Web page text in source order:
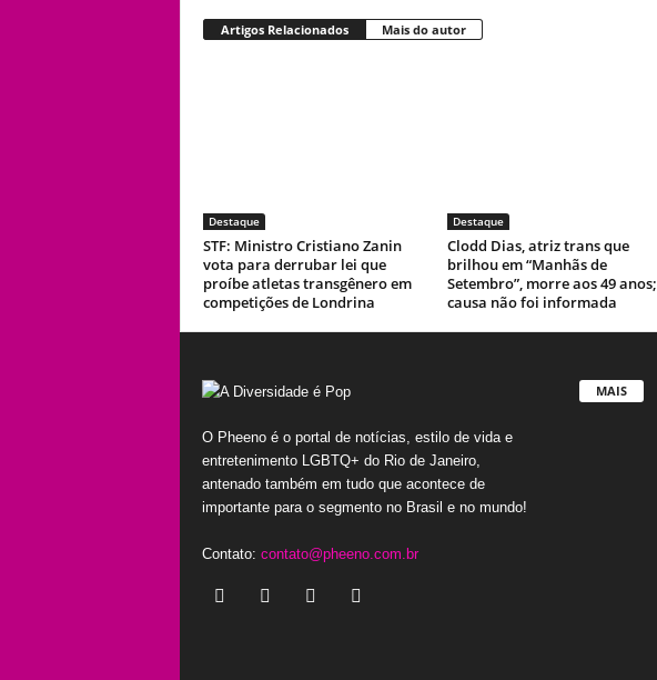
Artigos Relacionados Mais do autor
Destaque
STF: Ministro Cristiano Zanin
vota para derrubar lei que
proíbe atletas transgênero em
competições de Londrina
Destaque
Clodd Dias, atriz trans que
brilhou em “Manhãs de
Setembro”, morre aos 49 anos;
causa não foi informada
O Pheeno é o portal de notícias, estilo de vida e
entretenimento LGBTQ+ do Rio de Janeiro,
antenado também em tudo que acontece de
importante para o segmento no Brasil e no mundo!
Contato: contato@pheeno.com.br
MAIS